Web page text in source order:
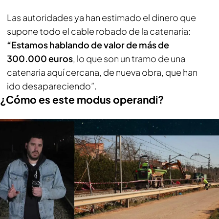
Las autoridades ya han estimado el dinero que
supone todo el cable robado de la catenaria:
“Estamos hablando de valor de más de
300.000 euros, lo que son un tramo de una
catenaria aquí cercana, de nueva obra, que han
ido desapareciendo”.
¿Cómo es este modus operandi?